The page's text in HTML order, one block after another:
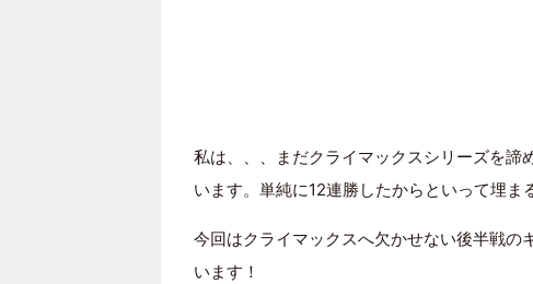
私は、、、まだクライマックスシリーズを諦
います。単純に12連勝したからといって埋ま
今回はクライマックスへ欠かせない後半戦の
います！